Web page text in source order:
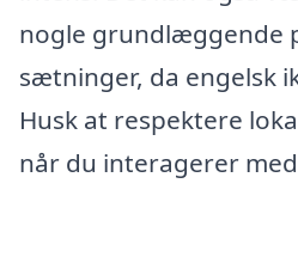
nogle grundlæggende
sætninger, da engelsk
Husk at respektere
når du interagerer